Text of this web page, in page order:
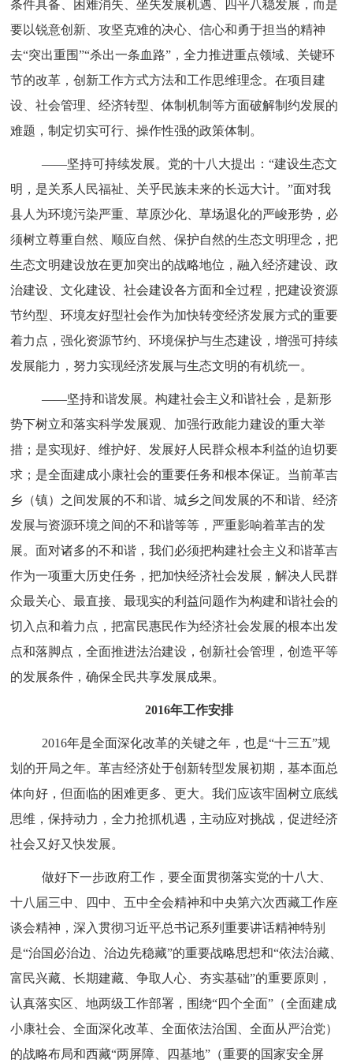
条件具备、困难消失、坐失发展机遇、四平八稳发展，而是
要以锐意创新、攻坚克难的决心、信心和勇于担当的精神
去“突出重围”“杀出一条血路”，全力推进重点领域、关键环
节的改革，创新工作方式方法和工作思维理念。在项目建
设、社会管理、经济转型、体制机制等方面破解制约发展的
难题，制定切实可行、操作性强的政策体制。
——坚持可持续发展。 党的十八大提出：“建设生态文
明，是关系人民福祉、关乎民族未来的长远大计。”面对我
县人为环境污染严重、草原沙化、草场退化的严峻形势，必
须树立尊重自然、顺应自然、保护自然的生态文明理念，把
生态文明建设放在更加突出的战略地位，融入经济建设、政
治建设、文化建设、社会建设各方面和全过程，把建设资源
节约型、环境友好型社会作为加快转变经济发展方式的重要
着力点，强化资源节约、环境保护与生态建设，增强可持续
发展能力，努力实现经济发展与生态文明的有机统一。
——坚持和谐发展。构建社会主义和谐社会，是新形
势下树立和落实科学发展观、加强行政能力建设的重大举
措；是实现好、维护好、发展好人民群众根本利益的迫切要
求；是全面建成小康社会的重要任务和根本保证。当前革吉
乡（镇）之间发展的不和谐、城乡之间发展的不和谐、经济
发展与资源环境之间的不和谐等等，严重影响着革吉的发
展。面对诸多的不和谐，我们必须把构建社会主义和谐革吉
作为一项重大历史任务，把加快经济社会发展，解决人民群
众最关心、最直接、最现实的利益问题作为构建和谐社会的
切入点和着力点，把富民惠民作为经济社会发展的根本出发
点和落脚点，全面推进法治建设，创新社会管理，创造平等
的发展条件，确保全民共享发展成果。
2016年工作安排
2016年是全面深化改革的关键之年，也是“十三五”规
划的开局之年。革吉经济处于创新转型发展初期，基本面总
体向好，但面临的困难更多、更大。我们应该牢固树立底线
思维，保持动力，全力抢抓机遇，主动应对挑战，促进经济
社会又好又快发展。
做好下一步政府工作，要全面贯彻落实党的十八大、
十八届三中、四中、五中全会精神和中央第六次西藏工作座
谈会精神，深入贯彻习近平总书记系列重要讲话精神特别
是“治国必治边、治边先稳藏”的重要战略思想和“依法治藏、
富民兴藏、长期建藏、争取人心、夯实基础”的重要原则，
认真落实区、地两级工作部署，围绕“四个全面”（全面建成
小康社会、全面深化改革、全面依法治国、全面从严治党）
的战略布局和西藏“两屏障、四基地”（重要的国家安全屏